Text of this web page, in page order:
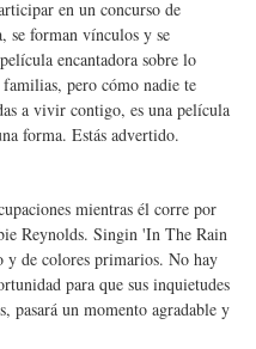
en un concurso de
se forman vínculos y se
encantadora sobre lo
pero cómo nadie te
a vivir contigo, es una película
forma. Estás advertido.
mientras él corre por
Reynolds. Singin 'In The Rain
y de colores primarios. No hay
para que sus inquietudes
pasará un momento agradable y